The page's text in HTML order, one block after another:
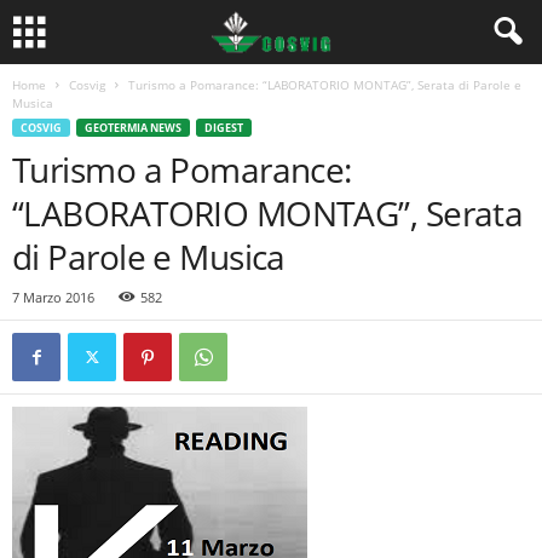
Home Cosvig
Turismo a Pomarance: “LABORATORIO MONTAG”, Serata di Parole e
Musica
COSVIG GEOTERMIA NEWS DIGEST
Turismo a Pomarance:
“LABORATORIO MONTAG”, Serata
di Parole e Musica
7 Marzo 2016 582